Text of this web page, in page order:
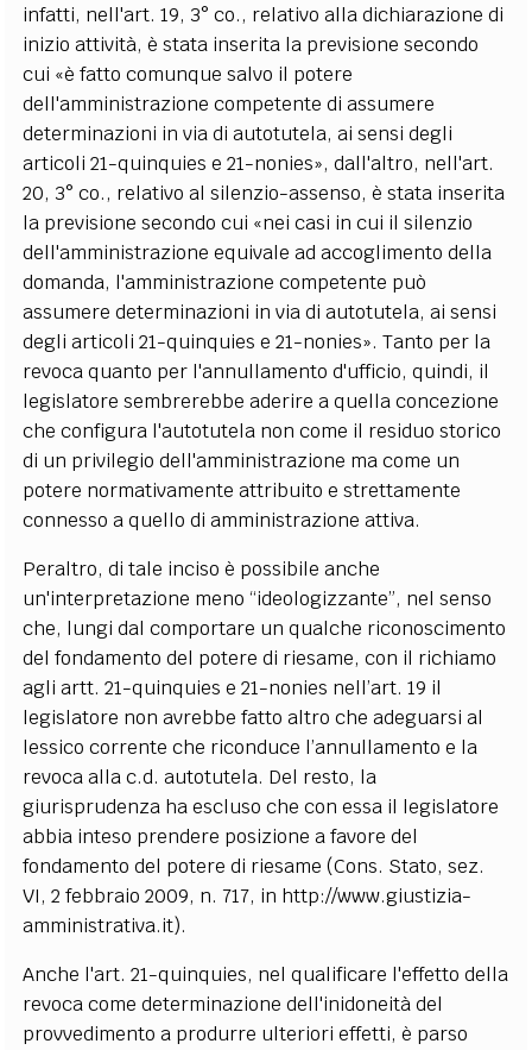
infatti, nell'art. 19, 3° co., relativo alla dichiarazione di
inizio attività, è stata inserita la previsione secondo
cui «è fatto comunque salvo il potere
dell'amministrazione competente di assumere
determinazioni in via di autotutela, ai sensi degli
articoli 21-quinquies e 21-nonies», dall'altro, nell'art.
20, 3° co., relativo al silenzio-assenso, è stata inserita
la previsione secondo cui «nei casi in cui il silenzio
dell'amministrazione equivale ad accoglimento della
domanda, l'amministrazione competente può
assumere determinazioni in via di autotutela, ai sensi
degli articoli 21-quinquies e 21-nonies». Tanto per la
revoca quanto per l'annullamento d'ufficio, quindi, il
legislatore sembrerebbe aderire a quella concezione
che configura l'autotutela non come il residuo storico
di un privilegio dell'amministrazione ma come un
potere normativamente attribuito e strettamente
connesso a quello di amministrazione attiva.
Peraltro, di tale inciso è possibile anche
un'interpretazione meno “ideologizzante”, nel senso
che, lungi dal comportare un qualche riconoscimento
del fondamento del potere di riesame, con il richiamo
agli artt. 21-quinquies e 21-nonies nell’art. 19 il
legislatore non avrebbe fatto altro che adeguarsi al
lessico corrente che riconduce l’annullamento e la
revoca alla c.d. autotutela. Del resto, la
giurisprudenza ha escluso che con essa il legislatore
abbia inteso prendere posizione a favore del
fondamento del potere di riesame (Cons. Stato, sez.
VI, 2 febbraio 2009, n. 717, in http://www.giustizia-
amministrativa.it).
Anche l'art. 21-quinquies, nel qualificare l'effetto della
revoca come determinazione dell'inidoneità del
provvedimento a produrre ulteriori effetti, è parso